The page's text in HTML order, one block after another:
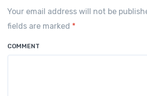
Your email address will not be
fields are marked *
COMMENT